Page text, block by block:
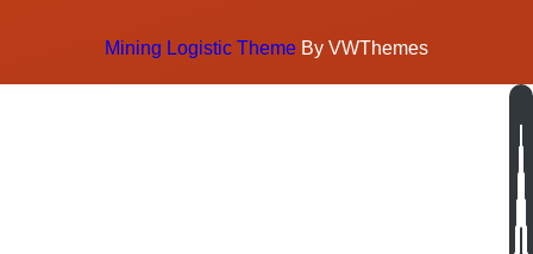
Mining Logistic Theme By VWThemes